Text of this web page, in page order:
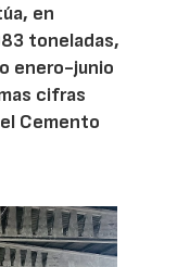
en
toneladas,
enero-junio
cifras
Cemento